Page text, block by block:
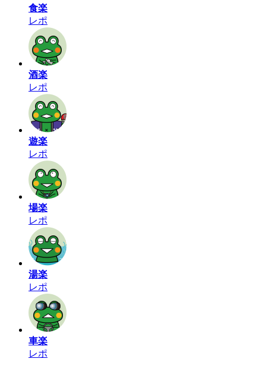
食楽
レポ
酒楽
レポ
遊楽
レポ
場楽
レポ
湯楽
レポ
車楽
レポ